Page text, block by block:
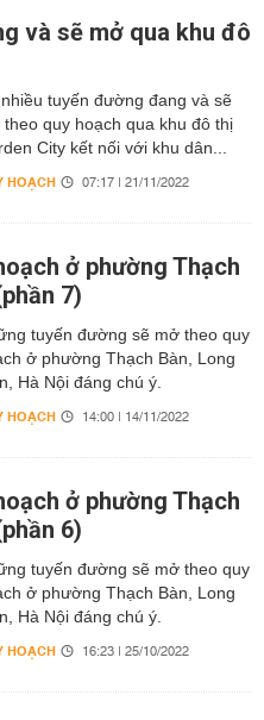
và sẽ mở qua khu đô
tuyến đường đang và sẽ
theo quy hoạch qua khu đô thị
City kết nối với khu dân...
HOẠCH 07:17 | 21/11/2022
ở phường Thạch
7)
tuyến đường sẽ mở theo quy
ở phường Thạch Bàn, Long
Hà Nội đáng chú ý.
HOẠCH 14:00 | 14/11/2022
ở phường Thạch
6)
tuyến đường sẽ mở theo quy
ở phường Thạch Bàn, Long
Hà Nội đáng chú ý.
HOẠCH 16:23 | 25/10/2022